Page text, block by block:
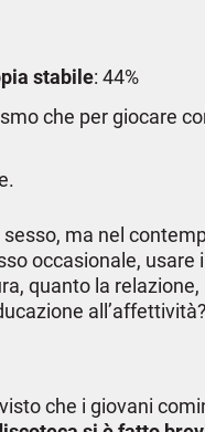
stabile: 44%
che per giocare
ma nel
occasionale,
quanto la
all’affettività?
che i giovani